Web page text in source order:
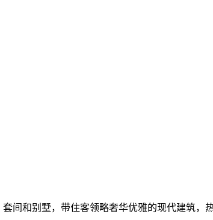
间和别墅，带住客领略奢华优雅的现代建筑